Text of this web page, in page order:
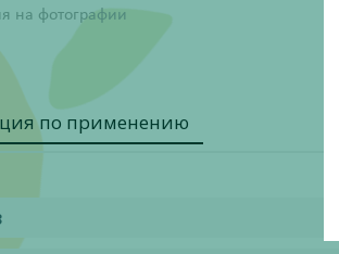
на фотографии
по применению